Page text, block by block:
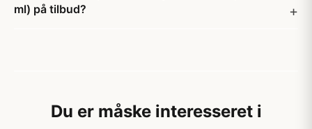
ml) på tilbud?
Du er måske interesseret i